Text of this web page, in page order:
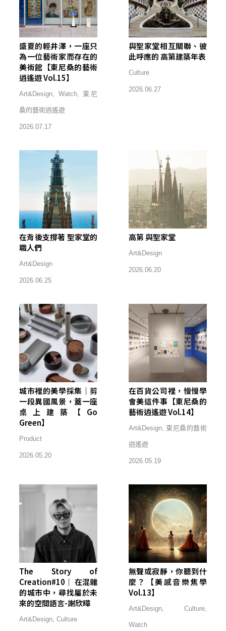
盛夏的輕井澤，一座只
為一位藝術家而存在的
美術館【東尼桑的藝術
逍遙遊 Vol.15】
Art&Design, Watch, 東尼
桑的藝術逍遙遊
2026.07.17
與聖家堂相互關聯、彼
此呼應的 高第建築年表
Culture
2026.06.27
在背後支撐著 聖家堂的
職人們
Art&Design
2026.06.25
高第 與聖家堂
Art&Design
2026.06.20
城市裡的美學採集｜剪
一段異國風景，蓋一座
桌上建築【Go
Green】
Product
2026.05.20
在百貨公司裡，慢慢學
會美這件事【東尼桑的
藝術逍遙遊 Vol.14】
Art&Design, 東尼桑的藝術
逍遙遊
2026.05.19
The Story of
Creation#10｜ 在混雜
的城市中，尋找屬於未
來的空間語言-謝欣曄
Art&Design,Culture
無聲或寂靜，你聽到什
麼？【美感音樂焦學
Vol.13】
Art&Design, Culture,
Watch